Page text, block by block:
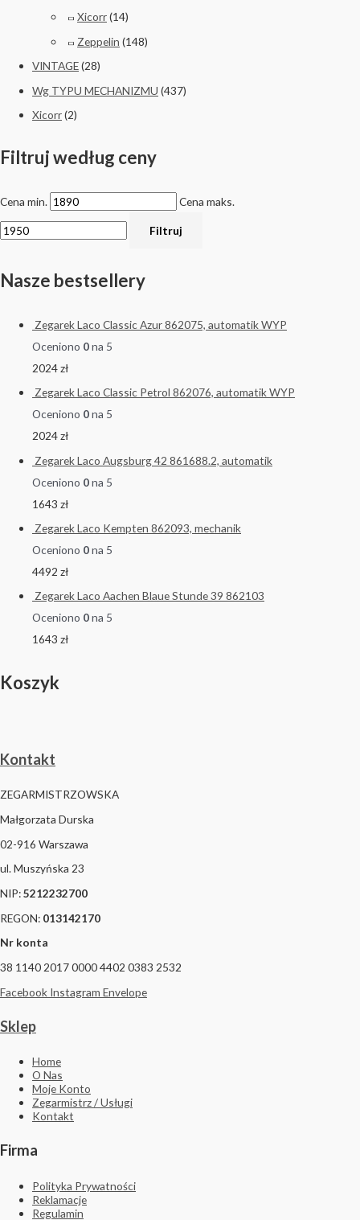
Xicorr(14)
Zeppelin (148)
VINTAGE(28)
Wg TYPU MECHANIZMU (437)
Xicorr(2)
Filtruj według ceny
Cena min. Cena maks.
Filtruj
Nasze bestsellery
Zegarek Laco Classic Azur 862075, automatik WYP
Oceniono 0na 5
2024zł
Zegarek Laco Classic Petrol 862076, automatik WYP
Oceniono 0na 5
2024zł
Zegarek Laco Augsburg 42 861688.2, automatik
Oceniono 0na 5
1643 zł
Zegarek Laco Kempten 862093, mechanik
Oceniono 0na 5
4492 zł
Zegarek Laco Aachen Blaue Stunde 39 862103
Oceniono 0na 5
1643 zł
Koszyk
Kontakt
ZEGARMISTRZOWSKA
Małgorzata Durska
02-916 Warszawa
ul. Muszyńska 23
NIP:5212232700
REGON: 013142170
Nr konta
38 1140 2017 0000 4402 0383 2532
Facebook Instagram Envelope
Sklep
Home
O Nas
Moje Konto
Zegarmistrz / Usługi
Kontakt
Firma
Polityka Prywatności
Reklamacje
Regulamin